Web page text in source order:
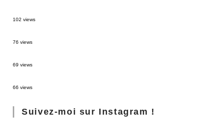
102 views
76 views
69 views
66 views
Suivez-moi sur Instagram !